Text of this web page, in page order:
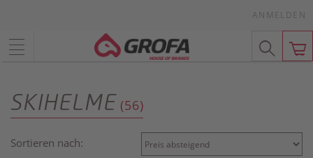
ANMELDEN
SKIHELME (56)
Sortieren nach: